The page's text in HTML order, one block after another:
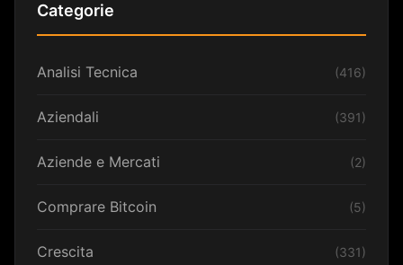
Categorie
Analisi Tecnica (416)
Aziendali (391)
Aziende e Mercati (2)
Comprare Bitcoin (5)
Crescita (331)